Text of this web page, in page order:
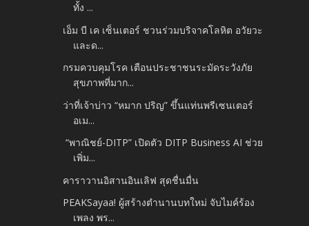
ทั้ง ...
เอ็ม บี เค เซ็นเตอร์ ชวนร่วมบริจาคโลหิต อวัยวะ
และด...
กรมควบคุมโรค เตือนประชาชนระมัดระวังภัย
สุขภาพที่มาก...
ว่าที่เจ้าบ่าว “หมาก ปริญ” ขึ้นแท่นพรีเซนเตอร์
อเม...
“พาณิชย์-DITP” เปิดตัว DITP Business AI ช่วย
เพิ่ม...
คาราวานอิสานอินเลิฟ สุดชื่นมื่น
PEAKSayaa! ผู้สร้างตำนานบทใหม่ จับไมค์ร้อง
เพลง พร...